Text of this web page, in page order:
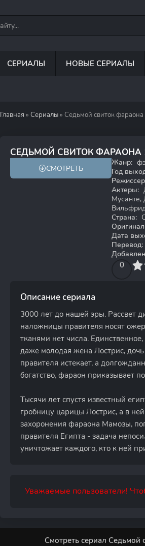
СЕРИАЛЫ НОВЫЕ СЕРИАЛЫ
Главная » Сериалы » Седьмой свиток
СЕДЬМОЙ СВИТОК ФАРАОНА
5.8 5.7
СМОТРЕТЬ
Жанр:
Год
Актеры:
Страна:
Дата
Перевод:
0
4 6
Описание сериала
3000 лет до нашей эры. Рассвет
наложницы правителя носят
тканями нет числа.
даже молодая жена Лострис,
правителя истекает, а
богатство, фараон приказывает
Тысячи лет спустя известный
гробницу царицы Лострис, а в
захоронения фараона Мамозы,
правителя Египта - задача
уничтожает каждого, кто к ней
Уважаемые пользователи!
Смотреть сериал Седьмой